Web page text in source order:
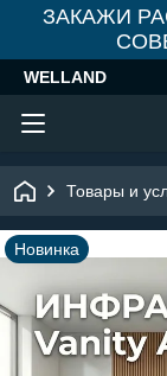
ЗАКАЖИ
WELLAND
Товары и
Новинка